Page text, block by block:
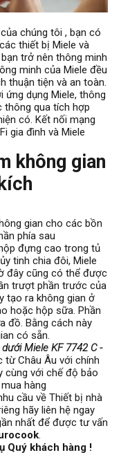
chúng tôi , bạn có
thiết bị Miele và
trở nên thông minh
minh của Miele đều
thuận tiện và an toàn.
dụng Miele, thông
thông qua tích hợp
có. Kết nối mạng
gia đình và Miele
không gian
gian cho các bồn
phía sau
đựng cao trong tủ
tinh chia đôi, Miele
đây cũng có thể được
trượt phần trước của
tạo ra không gian ở
hoặc hộp sữa. Phần
đồ. Bằng cách này
có sẵn.
Miele KF 7742 C -
từ Châu Âu với chính
cùng với chế độ bảo
hàng
cầu về Thiết bị nhà
hãy liên hệ ngay
nhất để được tư vấn
.
Quý khách hàng !